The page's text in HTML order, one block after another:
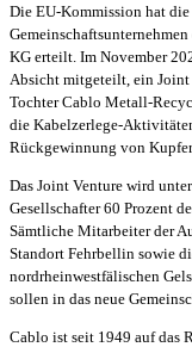
Die EU-Kommission hat
KG erteilt. Im November
Absicht mitgeteilt, ein
Tochter Cablo Metall-
die Kabelzerlege-
Rückgewinnung von
Das Joint Venture wird
Gesellschafter 60 Prozent
Sämtliche Mitarbeiter der
Standort Fehrbellin sowie
nordrheinwestfälischen
sollen in das neue
Cablo ist seit 1949 auf das